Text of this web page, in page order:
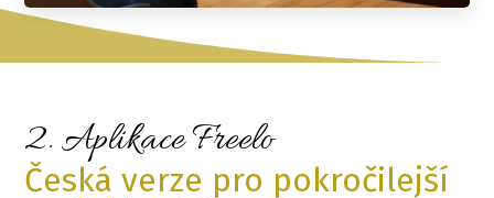
2. Aplikace Freelo
Česká verze pro pokročilejší